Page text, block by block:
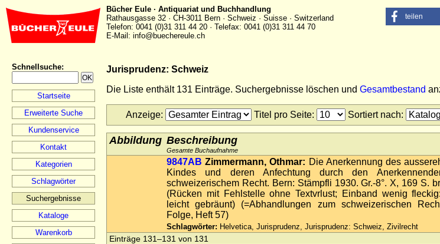
Bücher Eule · Antiquariat und Buchhandlung
Rathausgasse 32 · CH-3011 Bern · Schweiz · Suisse · Switzerland
Telefon: 0041 (0)31 311 44 20 · Telefax: 0041 (0)31 311 44 70
E-Mail: info@buechereule.ch
teilen
Schnellsuche:
Startseite
Erweiterte Suche
Kundenservice
Kontakt
Kategorien
Schlagwörter
Suchergebnisse
Kataloge
Warenkorb
Jurisprudenz: Schweiz
Die Liste enthält 131 Einträge. Suchergebnisse löschen und Gesamtbestand
Anzeige: Titel pro Seite: Sortiert nach:
Abbildung Beschreibung
Gesamte Buchaufnahme
9847AB Zimmermann, Othmar: Die Anerkennung des
Kindes und deren Anfechtung durch den
schweizerischem Recht. Bern: Stämpfli 1930. Gr.-8°. X, 169 S.
(Rücken mit Fehlstelle ohne Textvrlust; Einband wenig
leicht gebräunt) (=Abhandlungen zum schweizerischen
Folge, Heft 57)
Schlagwörter: Helvetica, Jurisprudenz, Jurisprudenz: Schweiz, Zivilrecht
Einträge 131–131 von 131